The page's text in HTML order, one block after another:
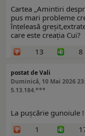
Cartea „Amintiri
pus mari probleme
înțeleasă
care este creația Cui?
13
8
postat de Vali
Duminică, 10 Mai 2026
5.13.184.***
La pușcărie gunoiule
1